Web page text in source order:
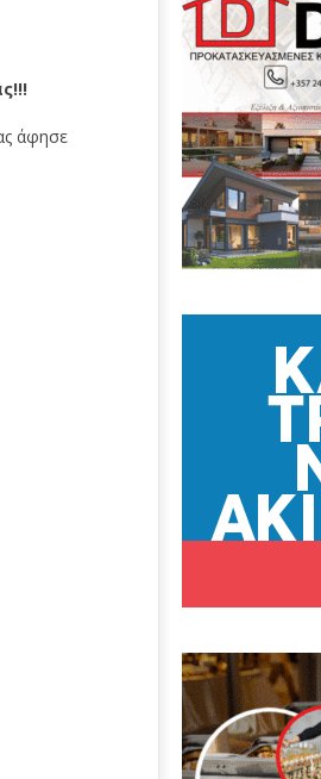
άφησε